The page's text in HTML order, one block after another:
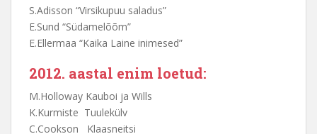
S.Adisson “Virsikupuu saladus”
E.Sund “Südamelõõm”
E.Ellermaa “Kaika Laine inimesed”
2012. aastal enim loetud:
M.Holloway Kauboi ja Wills
K.Kurmiste Tuulekülv
C.Cookson Klaasneitsi